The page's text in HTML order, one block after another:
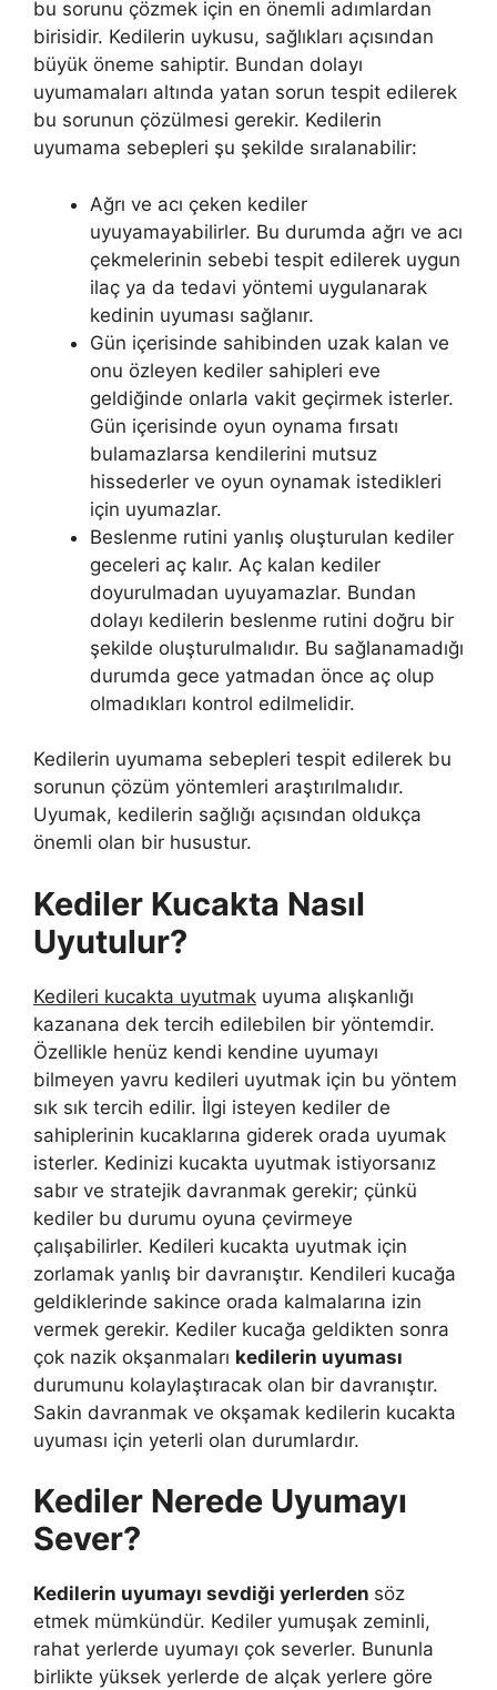
bu sorunu çözmek için en önemli adımlardan
birisidir. Kedilerin uykusu, sağlıkları açısından
büyük öneme sahiptir. Bundan dolayı
uyumamaları altında yatan sorun tespit edilerek
bu sorunun çözülmesi gerekir. Kedilerin
uyumama sebepleri şu şekilde sıralanabilir:
Ağrı ve acı çeken kediler
uyuyamayabilirler. Bu durumda ağrı ve acı
çekmelerinin sebebi tespit edilerek uygun
ilaç ya da tedavi yöntemi uygulanarak
kedinin uyuması sağlanır.
Gün içerisinde sahibinden uzak kalan ve
onu özleyen kediler sahipleri eve
geldiğinde onlarla vakit geçirmek isterler.
Gün içerisinde oyun oynama fırsatı
bulamazlarsa kendilerini mutsuz
hissederler ve oyun oynamak istedikleri
için uyumazlar.
Beslenme rutini yanlış oluşturulan kediler
geceleri aç kalır. Aç kalan kediler
doyurulmadan uyuyamazlar. Bundan
dolayı kedilerin beslenme rutini doğru bir
şekilde oluşturulmalıdır. Bu sağlanamadığı
durumda gece yatmadan önce aç olup
olmadıkları kontrol edilmelidir.
Kedilerin uyumama sebepleri tespit edilerek bu
sorunun çözüm yöntemleri araştırılmalıdır.
Uyumak, kedilerin sağlığı açısından oldukça
önemli olan bir husustur.
Kediler Kucakta Nasıl
Uyutulur?
Kedileri kucakta uyutmak uyuma alışkanlığı
kazanana dek tercih edilebilen bir yöntemdir.
Özellikle henüz kendi kendine uyumayı
bilmeyen yavru kedileri uyutmak için bu yöntem
sık sık tercih edilir. İlgi isteyen kediler de
sahiplerinin kucaklarına giderek orada uyumak
isterler. Kedinizi kucakta uyutmak istiyorsanız
sabır ve stratejik davranmak gerekir; çünkü
kediler bu durumu oyuna çevirmeye
çalışabilirler. Kedileri kucakta uyutmak için
zorlamak yanlış bir davranıştır. Kendileri kucağa
geldiklerinde sakince orada kalmalarına izin
vermek gerekir. Kediler kucağa geldikten sonra
çok nazik okşanmaları kedilerin uyuması
durumunu kolaylaştıracak olan bir davranıştır.
Sakin davranmak ve okşamak kedilerin kucakta
uyuması için yeterli olan durumlardır.
Kediler Nerede Uyumayı
Sever?
Kedilerin uyumayı sevdiği yerlerden söz
etmek mümkündür. Kediler yumuşak zeminli,
rahat yerlerde uyumayı çok severler. Bununla
birlikte yüksek yerlerde de alçak yerlere göre